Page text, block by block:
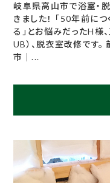
岐阜県高山市で浴室・
きました！ 「50年前に
る」とお悩みだったH様
UB）、脱衣室改修です
市｜...